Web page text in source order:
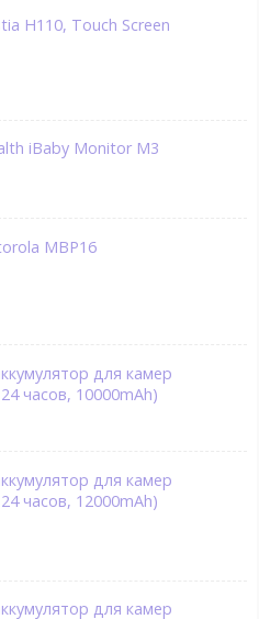
H110, Touch Screen
iBaby Monitor M3
MBP16
для камер
часов, 10000mAh)
для камер
часов, 12000mAh)
для камер